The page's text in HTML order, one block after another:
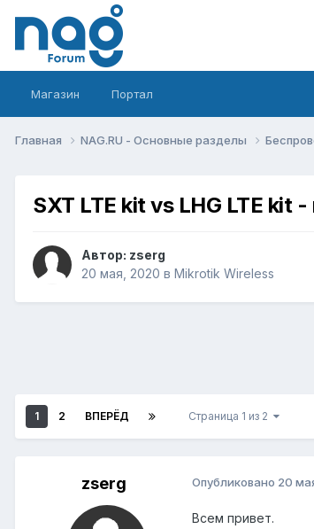
Магазин Портал
Главная NAG.RU - Основные разделы
SXT LTE kit vs LHG LTE kit
Автор: zserg
20 мая, 2020 в Mikrotik Wireless
1 2 ВПЕРЁД Страница 1 из 2
zserg Опубликовано 20
Всем привет.